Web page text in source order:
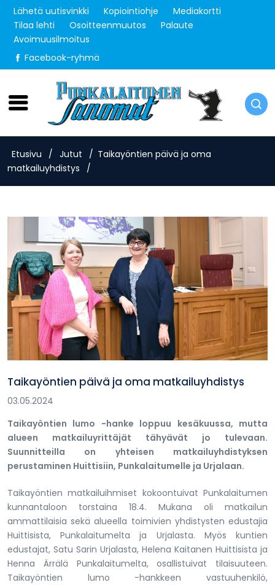
Lähetä uutisvinkki Kopiointiohje
Mediakortti
Tilaa lehti
Osoitteenmuutos
Palaute
Avoimuusilmoitus
Facebook-ryhmä
Sunnuntai 9.8.2026
Etusivu / Jutut / Taikayöntien päivä ja oma
matkailuyhdistys
/
Taikayöntien päivä ja oma matkailuyhdistys
03.05.2024
Taikayöntien lumo -hanke loppuu kesäkuussa, mutta
alueen matkailuyrittäjät tähyävät jo tulevaan.
Suunnitteilla on yhteisen matkailuyhdistyksen
perustaminen Huittisiin, Punkalaitumelle ja Urjalaan.
Taikayöntien matkailuihmiset kokoontuivat Punkalaitumen
kunnantaloon torstaina 18.4. Mukana oli matkailun
ammattilaisia sekä alueella toimivien yhdistysten edustajia
Huittisista, Punkalaitumelta ja Urjalasta. Myös kuntien
edustajat, Satu Sarin Urjalasta, Helena Kaitanen Huittisista ja
Henna Ärrälä Punkalaitumelta, osallistuivat tilaisuuteen.
Taikayöntien lumo -hankkeen vastuuhenkilö,